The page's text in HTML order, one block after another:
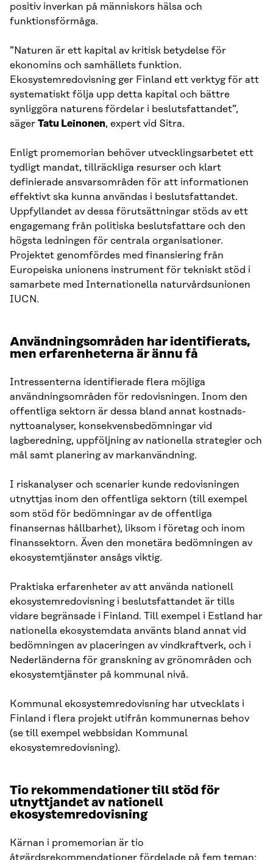
positiv inverkan på människors hälsa och
funktionsförmåga.
”Naturen är ett kapital av kritisk betydelse för
ekonomins och samhällets funktion.
Ekosystemredovisning ger Finland ett verktyg för att
systematiskt följa upp detta kapital och bättre
synliggöra naturens fördelar i beslutsfattandet”,
säger Tatu Leinonen, expert vid Sitra.
Enligt promemorian behöver utvecklingsarbetet ett
tydligt mandat, tillräckliga resurser och klart
definierade ansvarsområden för att informationen
effektivt ska kunna användas i beslutsfattandet.
Uppfyllandet av dessa förutsättningar stöds av ett
engagemang från politiska beslutsfattare och den
högsta ledningen för centrala organisationer.
Projektet genomfördes med finansiering från
Europeiska unionens instrument för tekniskt stöd i
samarbete med Internationella naturvårdsunionen
IUCN.
Användningsområden har identifierats,
men erfarenheterna är ännu få
Intressenterna identifierade flera möjliga
användningsområden för redovisningen. Inom den
offentliga sektorn är dessa bland annat kostnads-
nyttoanalyser, konsekvensbedömningar vid
lagberedning, uppföljning av nationella strategier och
mål samt planering av markanvändning.
I riskanalyser och scenarier kunde redovisningen
utnyttjas inom den offentliga sektorn (till exempel
som stöd för bedömningar av de offentliga
finansernas hållbarhet), liksom i företag och inom
finanssektorn. Även den monetära bedömningen av
ekosystemtjänster ansågs viktig.
Praktiska erfarenheter av att använda nationell
ekosystemredovisning i beslutsfattandet är tills
vidare begränsade i Finland. Till exempel i Estland har
nationella ekosystemdata använts bland annat vid
bedömningen av placeringen av vindkraftverk, och i
Nederländerna för granskning av grönområden och
ekosystemtjänster på kommunal nivå.
Kommunal ekosystemredovisning har utvecklats i
Finland i flera projekt utifrån kommunernas behov
(se till exempel webbsidan Kommunal
ekosystemredovisning).
Tio rekommendationer till stöd för
utnyttjandet av nationell
ekosystemredovisning
Kärnan i promemorian är tio
åtgärdsrekommendationer fördelade på fem teman: